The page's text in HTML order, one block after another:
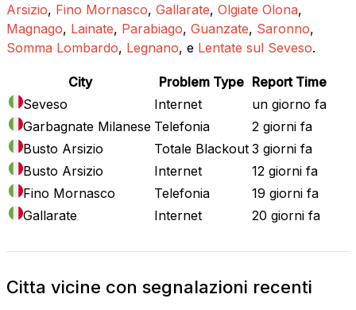
Arsizio, Fino Mornasco, Gallarate, Olgiate Olona,
Magnago, Lainate, Parabiago, Guanzate, Saronno,
Somma Lombardo, Legnano, e Lentate sul Seveso.
City Problem Type Report Time
Seveso
Internet
un giorno fa
Garbagnate Milanese Telefonia
2 giorni fa
Busto Arsizio
Totale Blackout 3 giorni fa
Busto Arsizio
Internet
12 giorni fa
Fino Mornasco
Telefonia
19 giorni fa
Gallarate
Internet 20 giorni fa
Citta vicine con segnalazioni recenti